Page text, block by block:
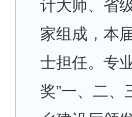
计大师、省
家组成，本
士担任。专
奖”一、二